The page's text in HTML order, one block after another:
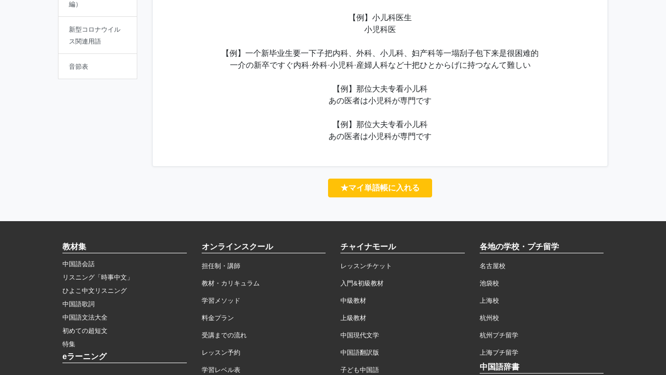
編）
新型コロナウイル
ス関連用語
音節表
【例】小儿科医生
小児科医
【例】一个新毕业生要一下子把内科、外科、小儿科、妇产科等一塌刮子包下来是很困难的
一介の新卒ですぐ内科·外科·小児科·産婦人科など十把ひとからげに持つなんて難しい
【例】那位大夫专看小儿科
あの医者は小児科が専門です
【例】那位大夫专看小儿科
あの医者は小児科が専門です
★マイ単語帳に入れる
教材集
中国語会話
リスニング「時事中文」
ひよこ中文リスニング
中国語歌詞
中国語文法大全
初めての超短文
特集
eラーニング
オンラインスクール
担任制・講師
教材・カリキュラム
学習メソッド
料金プラン
受講までの流れ
レッスン予約
学習レベル表
チャイナモール
レッスンチケット
入門&初級教材
中級教材
上級教材
中国現代文学
中国語翻訳版
子ども中国語
各地の学校・プチ留学
名古屋校
池袋校
上海校
杭州校
杭州プチ留学
上海プチ留学
中国語辞書